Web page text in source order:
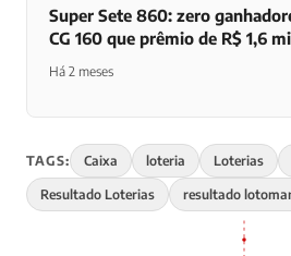
Super Sete 860: zero
CG 160 que prêmio de R$ 1,6
Há 2 meses
TAGS: Caixa loteria Loterias
Resultado Loterias resultado